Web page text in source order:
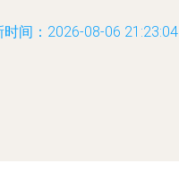
时间：2026-08-06 21:23:04